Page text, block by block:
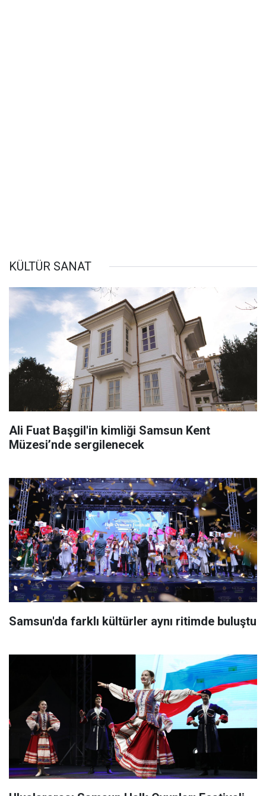
KÜLTÜR SANAT
Ali Fuat Başgil'in kimliği Samsun Kent
Müzesi’nde sergilenecek
Samsun'da farklı kültürler aynı ritimde buluştu